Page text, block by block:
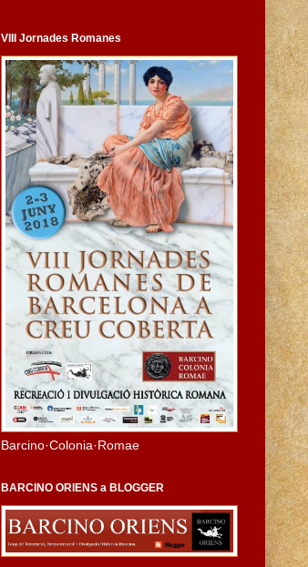
VIII Jornades Romanes
Barcino·Colonia·Romae
BARCINO ORIENS a BLOGGER